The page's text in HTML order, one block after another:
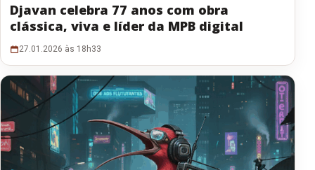
Djavan celebra 77 anos com obra
clássica, viva e líder da MPB digital
27.01.2026 às 18h33